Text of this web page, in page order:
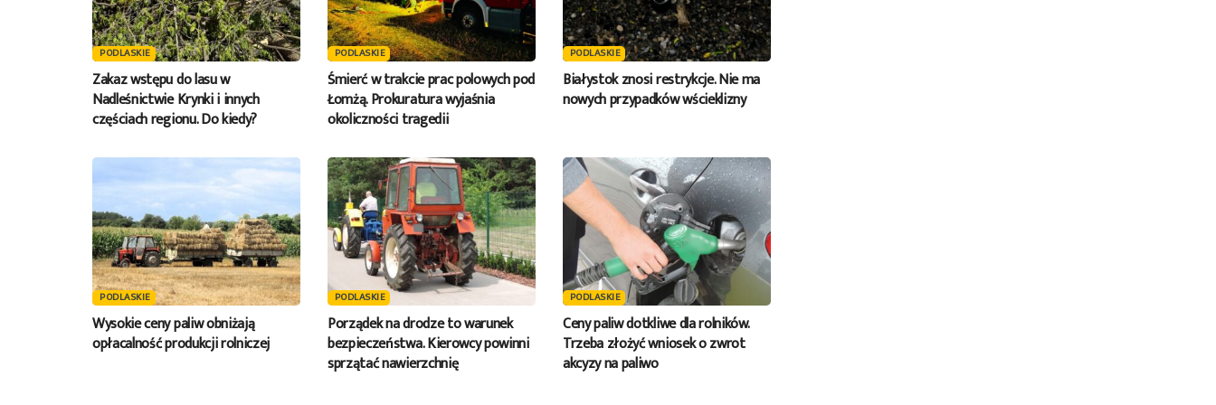
PODLASKIE
Zakaz wstępu do lasu w
Nadleśnictwie Krynki i innych
częściach regionu. Do kiedy?
PODLASKIE
Śmierć w trakcie prac polowych pod
Łomżą. Prokuratura wyjaśnia
okoliczności tragedii
PODLASKIE
Białystok znosi restrykcje. Nie ma
nowych przypadków wścieklizny
PODLASKIE
Wysokie ceny paliw obniżają
opłacalność produkcji rolniczej
PODLASKIE
Porządek na drodze to warunek
bezpieczeństwa. Kierowcy powinni
sprzątać nawierzchnię
PODLASKIE
Ceny paliw dotkliwe dla rolników.
Trzeba złożyć wniosek o zwrot
akcyzy na paliwo